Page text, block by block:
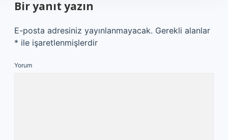
Bir yanıt yazın
E-posta adresiniz yayınlanmayacak. Gerekli alanlar
* ile işaretlenmişlerdir
Yorum